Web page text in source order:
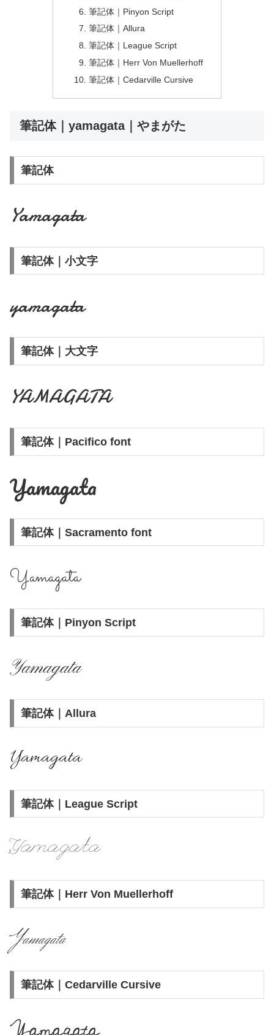
筆記体｜Pinyon Script
筆記体｜Allura
筆記体｜League Script
筆記体｜Herr Von Muellerhoff
筆記体｜Cedarville Cursive
筆記体｜yamagata｜やまがた
筆記体
Yamagata
筆記体｜小文字
yamagata
筆記体｜大文字
YAMAGATA
筆記体｜Pacifico font
Yamagata
筆記体｜Sacramento font
Yamagata
筆記体｜Pinyon Script
Yamagata
筆記体｜Allura
Yamagata
筆記体｜League Script
Yamagata
筆記体｜Herr Von Muellerhoff
Yamagata
筆記体｜Cedarville Cursive